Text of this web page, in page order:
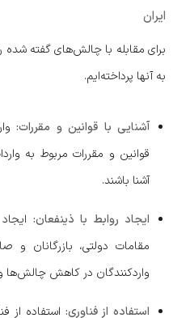
ایران
برای مقابله با چالش‌های گفته شده
به آنها پرداخته‌ایم.
آشنایی با قوانین و مقررات:
قوانین و مقررات مربوط به
آشنا باشند.
ایجاد روابط با ذینفعان:
مقامات دولتی، بازرگانان
واردکنندگان در کاهش چالش‌ها
استفاده از فناوری: استفاده از